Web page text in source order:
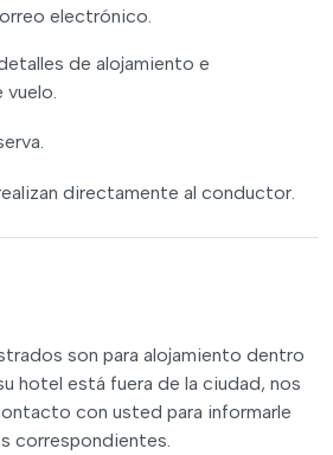
electrónico.
de alojamiento e
vuelo.
directamente al conductor.
son para alojamiento dentro
hotel está fuera de la ciudad, nos
con usted para informarle
correspondientes.